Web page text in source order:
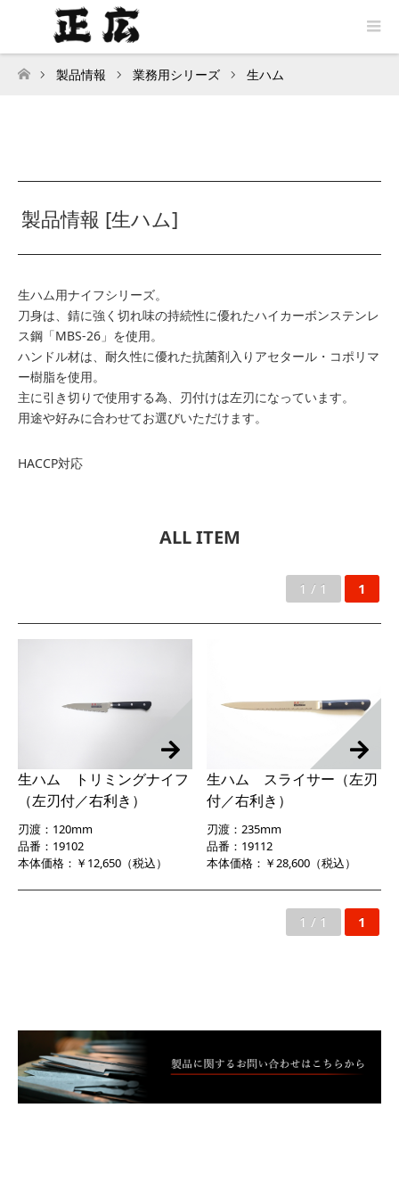
トップページ
製品情報 業務用シリーズ 生ハム
製品情報 [生ハム]
生ハム用ナイフシリーズ。
刀身は、錆に強く切れ味の持続性に優れたハイカーボンステンレ
ス鋼「MBS-26」を使用。
ハンドル材は、耐久性に優れた抗菌剤入りアセタール・コポリマ
ー樹脂を使用。
主に引き切りで使用する為、刃付けは左刃になっています。
用途や好みに合わせてお選びいただけます。
HACCP対応
ALL ITEM
1 / 1 1
生ハム トリミングナイフ
（左刃付／右利き）
刃渡：120mm
品番：19102
本体価格：￥12,650（税込）
生ハム スライサー（左刃
付／右利き）
刃渡：235mm
品番：19112
本体価格：￥28,600（税込）
1 / 1 1